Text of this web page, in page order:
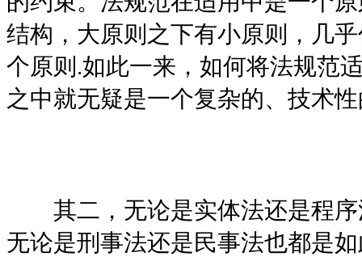
结构，大原则之下有小原则，几
个原则.如此一来，如何将法规范
之中就无疑是一个复杂的、技术
其二，无论是实体法还是程序
无论是刑事法还是民事法也都是